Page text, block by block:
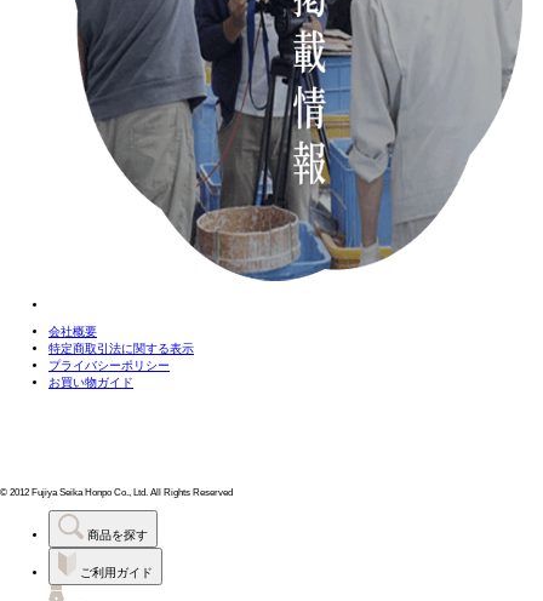
会社概要
特定商取引法に関する表示
プライバシーポリシー
お買い物ガイド
© 2012 Fujiya Seika Honpo Co., Ltd. All Rights Reserved
商品を探す
ご利用ガイド